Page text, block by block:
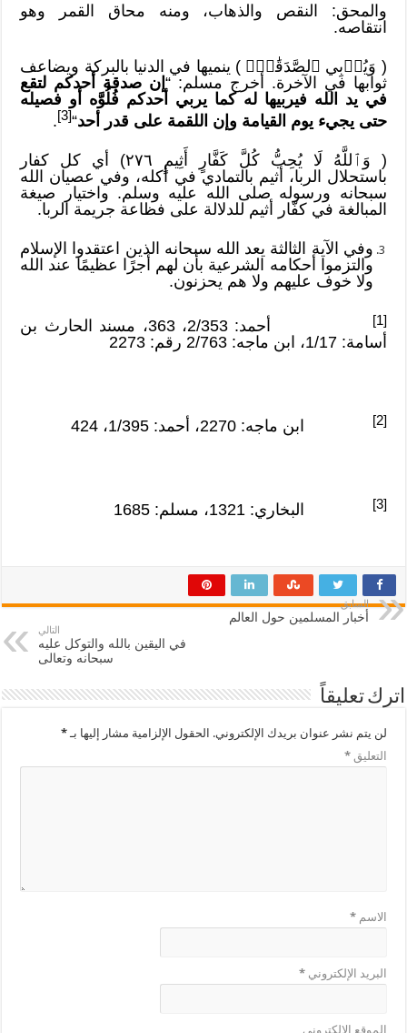
والمحق: النقص والذهاب، ومنه محاق القمر وهو
انتقاصه.
( وَيُرۡبِي ٱلصَّدَقَٰتِۗ ) ينميها في الدنيا بالبركة ويضاعف
ثوابها في الآخرة. أخرج مسلم: “إن صدقة أحدكم لتقع
في يد الله فيربيها له كما يربي أحدكم فُلُوَّه أو فصيله
حتى يجيء يوم القيامة وإن اللقمة على قدر أحد“
[3]
.
( وَٱللَّهُ لَا يُحِبُّ كُلَّ كَفَّارٍ أَثِيمٍ ٢٧٦) أي كل كفار
باستحلال الربا، أثيم بالتمادي في أكله، وفي عصيان الله
سبحانه ورسوله صلى الله عليه وسلم. واختيار صيغة
المبالغة في كفّار أثيم للدلالة على فظاعة جريمة الربا.
وفي الآية الثالثة يعد الله سبحانه الذين اعتقدوا الإسلام
والتزموا أحكامه الشرعية بأن لهم أجرًا عظيمًا عند الله
ولا خوف عليهم ولا هم يحزنون.
[1]
أحمد: 2/353، 363، مسند الحارث بن
أسامة: 1/17، ابن ماجه: 2/763 رقم: 2273
[2] ابن ماجه: 2270، أحمد: 1/395، 424
[3] البخاري: 1321، مسلم: 1685
السابق
أخبار المسلمين حول العالم
التالي
في اليقين بالله والتوكل عليه
سبحانه وتعالى
اترك تعليقاً
لن يتم نشر عنوان بريدك الإلكتروني. الحقول الإلزامية مشار إليها بـ*
التعليق*
الاسم*
البريد الإلكتروني*
الموقع الإلكتروني